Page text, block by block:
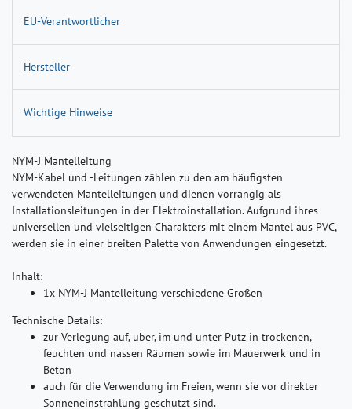
EU-Verantwortlicher
Hersteller
Wichtige Hinweise
NYM-J Mantelleitung
NYM-Kabel und -Leitungen zählen zu den am häufigsten
verwendeten Mantelleitungen und dienen vorrangig als
Installationsleitungen in der Elektroinstallation. Aufgrund ihres
universellen und vielseitigen Charakters mit einem Mantel aus PVC,
werden sie in einer breiten Palette von Anwendungen eingesetzt.
Inhalt:
1x NYM-J Mantelleitung verschiedene Größen
Technische Details:
zur Verlegung auf, über, im und unter Putz in trockenen,
feuchten und nassen Räumen sowie im Mauerwerk und in
Beton
auch für die Verwendung im Freien, wenn sie vor direkter
Sonneneinstrahlung geschützt sind.